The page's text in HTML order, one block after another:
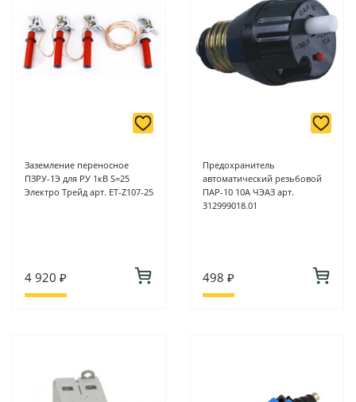
Заземление переносное
ПЗРУ-1Э для РУ 1кВ S=25
Электро Трейд арт. ET-Z107-25
4 920 ₽
Предохранитель
автоматический резьбовой
ПАР-10 10А ЧЭАЗ арт.
312999018.01
498 ₽